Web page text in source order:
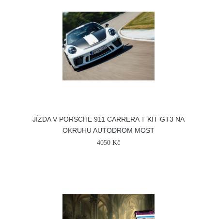
JÍZDA V PORSCHE 911 CARRERA T KIT GT3 NA
OKRUHU AUTODROM MOST
4050 Kč